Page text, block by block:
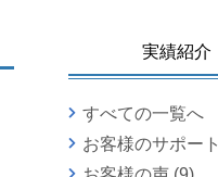
実績紹介
すべての一覧へ
お客様のサポート